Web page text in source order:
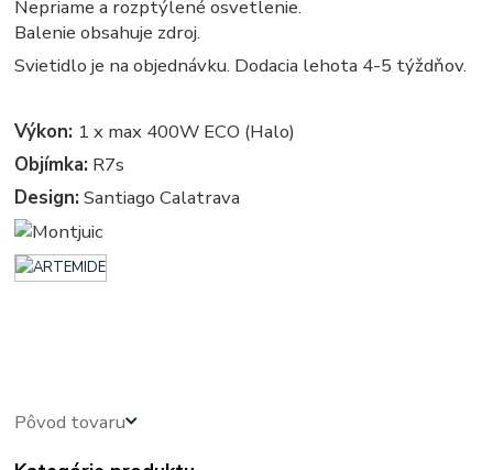
Nepriame a rozptýlené osvetlenie.
Balenie obsahuje zdroj.
Svietidlo je na objednávku. Dodacia lehota 4-5 týždňov.
Výkon: 1 x max 400W ECO (Halo)
Objímka: R7s
Design: Santiago Calatrava
Pôvod tovaru